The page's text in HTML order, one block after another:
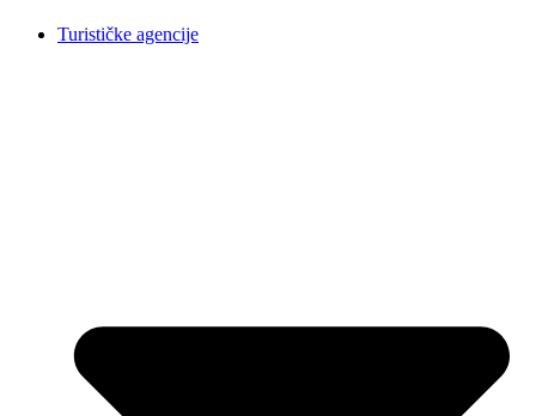
Turističke agencije